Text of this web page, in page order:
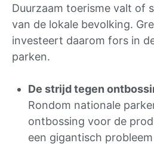
Duurzaam toerisme valt of
van de lokale bevolking.
investeert daarom fors in
parken.
De strijd tegen
Rondom nationale
ontbossing voor de
een gigantisch